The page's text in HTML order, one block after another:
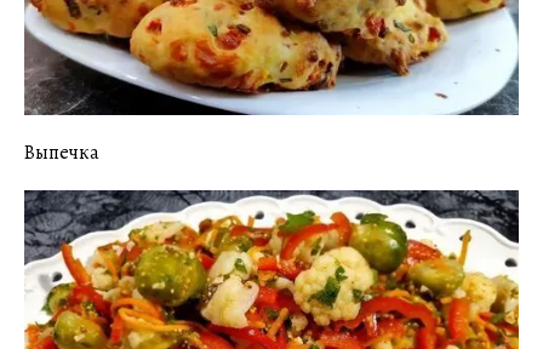
Выпечка